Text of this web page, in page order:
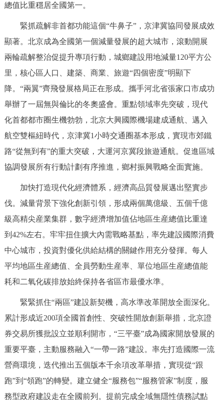
總值比重穩居全國第一。
緊抓疏解非首都功能這個“牛鼻子”，京津冀協同發展成效
顯著。北京成為全國第一個減量發展的超大城市，滾動開展
兩輪疏解整治促提升專項行動，城鄉建設用地減量120平方公
里，核心區人口、建築、商業、旅遊“四個密度”明顯下
降。“兩翼”齊飛發展格局正在形成。攜手河北省張家口市成功
舉辦了一屆無與倫比的冬奧盛會。重點領域率先突破，現代
化首都都市圈生機勃勃，北京大興國際機場建成通航、邁入
航空雙樞紐時代，京津冀1小時交通圈基本形成，實現市郊鐵
路“從無到有”的重大突破，大運河京冀段旅遊通航。促進區域
協調發展所有行動計劃有序推進，鄉村振興戰略全面實施。
加快打造現代化經濟體系，經濟高品質發展邁出堅實步
伐。減量背景下強化創新引領，形成兩個萬億級、五個千億
級高精尖産業集群，數字經濟增加值佔地區生産總值比重達
到42%左右。牢牢扭住擴大內需戰略基點，率先建設國際消費
中心城市，投資對優化供給結構的關鍵作用充分發揮。每人
平均地區生産總值、全員勞動生産率、單位地區生産總值能
耗和二氧化碳排放始終保持各省區市最優水準。
緊緊抓住“兩區”建設新契機，高水準改革開放全面深化。
累計形成近200項全國首創性、突破性開放創新舉措，北京證
券交易所獲批設立並順利開市，“三平臺”成為國家開放發展的
重要平臺，主動服務融入“一帶一路”建設。率先打造國際一流
營商環境，迭代推出五個版本千余項改革舉措，實現從“跟
跑”到“領跑”的轉變。建立健全“服務包”“服務管家”制度，服
務型政府建設走在全國前列。提前完成全域無隱性債務試點